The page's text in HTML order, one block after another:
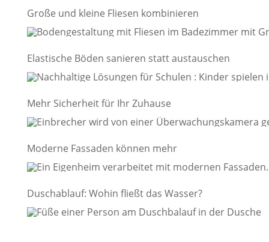
Große und kleine Fliesen kombinieren
Elastische Böden sanieren statt austauschen
Mehr Sicherheit für Ihr Zuhause
Moderne Fassaden können mehr
Duschablauf: Wohin fließt das Wasser?